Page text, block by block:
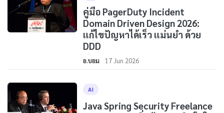
คู่มือ PagerDuty Incident
Domain Driven Design 2026:
แก้ไขปัญหาได้เร็ว แม่นยำ ด้วย
DDD
อ.บอม 17 Jun 2026
AI
Java Spring Security Freelance